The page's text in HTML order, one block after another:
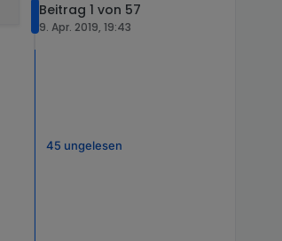
Beitrag 1 von 57
9. Apr. 2019, 19:43
45 ungelesen